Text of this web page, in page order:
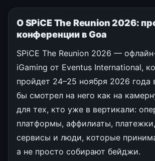
О SPiCE The Reunion 2026:
конференции в Goa
SPiCE The Reunion 2026 —
iGaming от Eventus International,
пройдет 24–25 ноября 2026 года
бы смотрел на него как на
для тех, кто уже в вертикали:
платформы, аффилиаты,
сервисы и люди, которые
а не просто собирают бейджи.